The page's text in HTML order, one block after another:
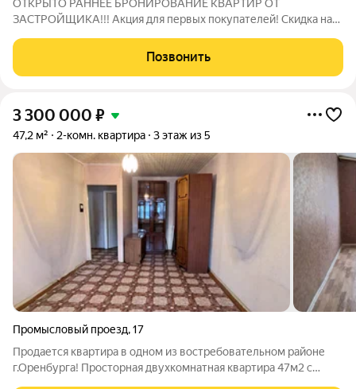
ОТКРЫТО РАННЕЕ БРОНИРОВАНИЕ КВАРТИР ОТ
ЗАСТРОЙЩИКА!!! Акция для первых покупателей! Скидка на
правильное вложение в свое будущее и сэкономить при этом,
ЖК "ФАМИЛЬНЫЕ КВАРТАЛЫ" не имеет аналогов в
Позвонить
3 300 000 ₽
47,2 м² 2-комн. квартира 3 этаж из 5
Промысловый проезд,17
Продается квартира в одном из востребовательном районе
г.Оренбурга! Прocтopнaя двухкомнатная квартира 47м2 c